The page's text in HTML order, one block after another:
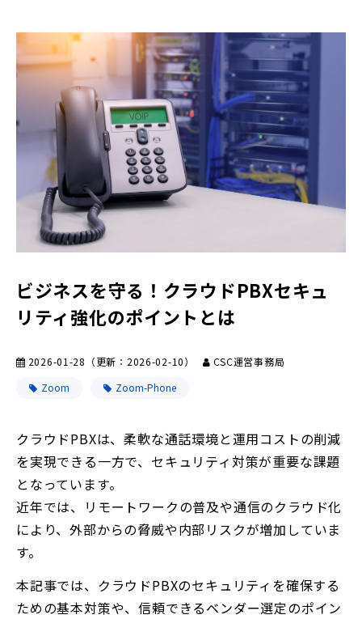
ビジネスを守る！クラウドPBXセキュ
リティ強化のポイントとは
2026-01-28 （更新： 2026-02-10）
CSC運営事務局
Zoom
Zoom-Phone
クラウドPBXは、柔軟な通話環境と運用コストの削減
を実現できる一方で、セキュリティ対策が重要な課題
となっています。
近年では、リモートワークの普及や通信のクラウド化
により、外部からの脅威や内部リスクが増加していま
す。
本記事では、クラウドPBXのセキュリティを確保する
ための基本対策や、信頼できるベンダー選定のポイン